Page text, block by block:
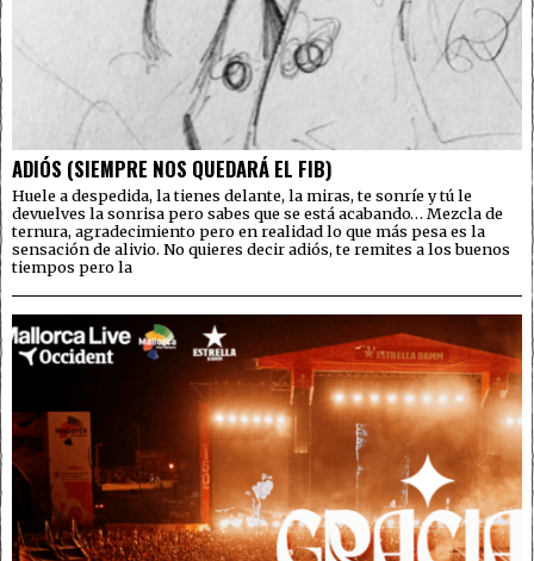
ADIÓS (SIEMPRE NOS QUEDARÁ EL FIB)
Huele a despedida, la tienes delante, la miras, te sonríe y tú le
devuelves la sonrisa pero sabes que se está acabando… Mezcla de
ternura, agradecimiento pero en realidad lo que más pesa es la
sensación de alivio. No quieres decir adiós, te remites a los buenos
tiempos pero la